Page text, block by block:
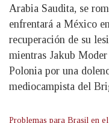
Arabia Saudita, se
enfrentará a México
recuperación de su
mientras Jakub
Polonia por una
mediocampista del
Problemas para Brasil en el